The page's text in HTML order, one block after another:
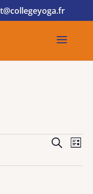
Recherche
de
Liste